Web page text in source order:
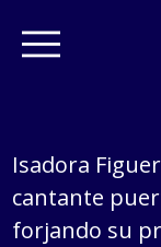
Isadora
cantante
forjando su